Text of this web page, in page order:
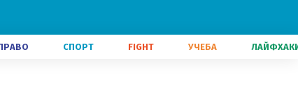
СПОРТ FIGHT УЧЕБА